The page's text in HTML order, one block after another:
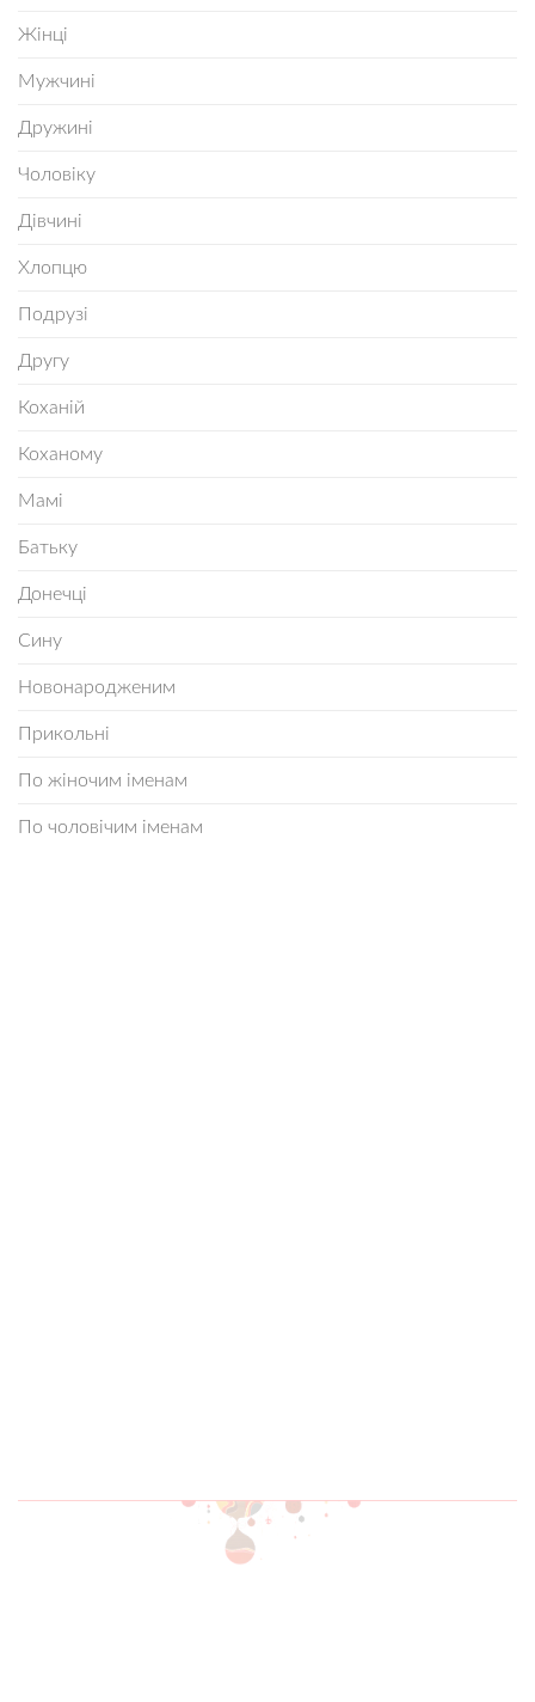
Жінці
Мужчині
Дружині
Чоловіку
Дівчині
Хлопцю
Подрузі
Другу
Коханій
Коханому
Мамі
Батьку
Донечці
Сину
Новонародженим
Прикольні
По жіночим іменам
По чоловічим іменам